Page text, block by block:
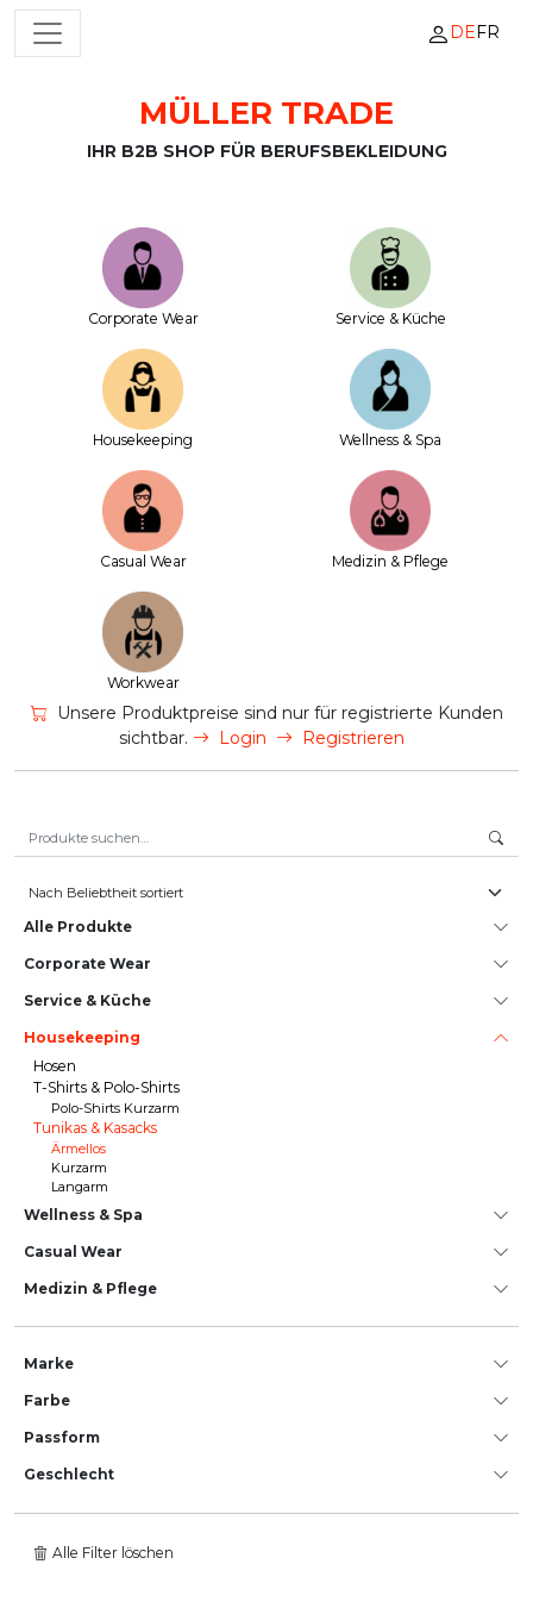
Zum Inhalt springen
HAUPTNAVIGATION DEFR
MÜLLER TRADE
IHR B2B SHOP FÜR BERUFSBEKLEIDUNG
Corporate Wear Service & Küche
House­keeping Wellness & Spa
Casual Wear Medizin & Pflege
Workwear
Unsere Produktpreise sind nur für registrierte Kunden
sichtbar.
Login Registrieren
Alle Produkte
Corporate Wear
Service & Küche
House­keeping
Hosen
T-Shirts & Polo-Shirts
Polo-Shirts Kurzarm
Tunikas & Kasacks
Ärmellos
Kurzarm
Langarm
Wellness & Spa
Casual Wear
Medizin & Pflege
Marke
Farbe
Passform
Geschlecht
Alle Filter löschen